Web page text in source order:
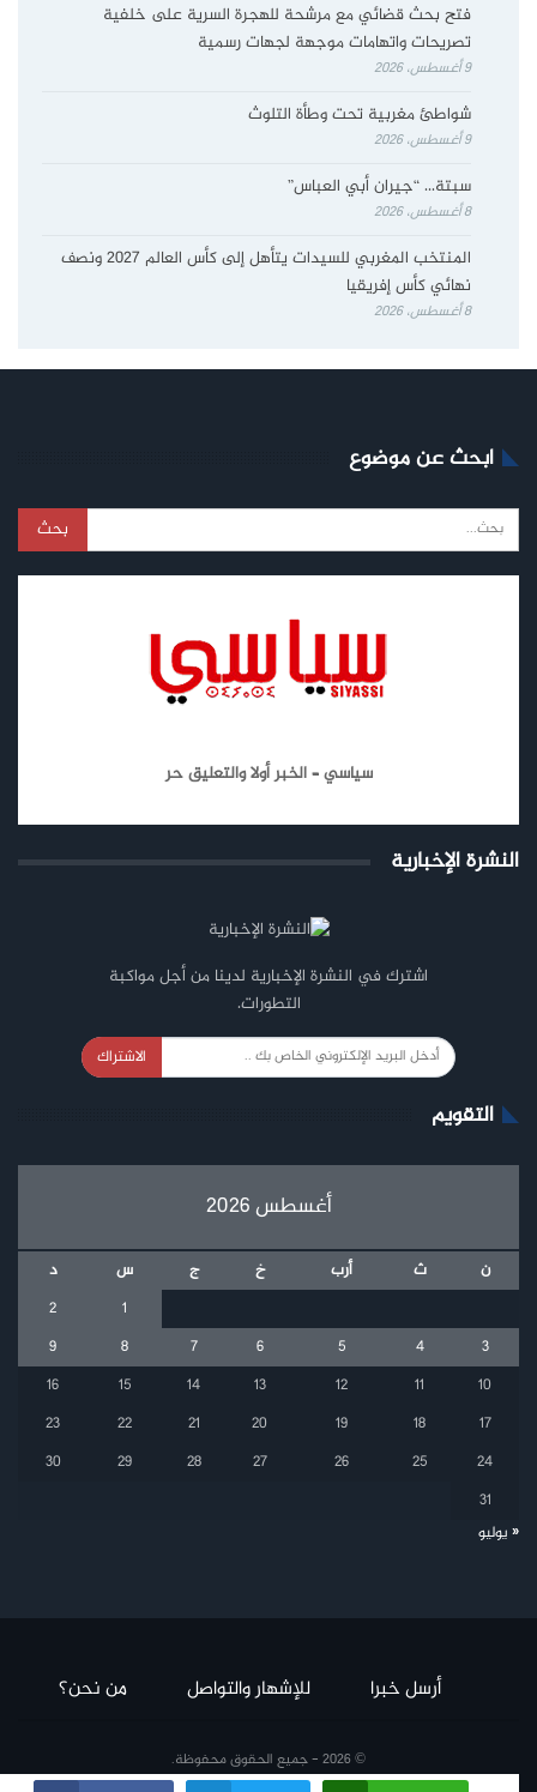
فتح بحث قضائي مع مرشحة للهجرة السرية على خلفية
تصريحات واتهامات موجهة لجهات رسمية
9 أغسطس، 2026
شواطئ مغربية تحت وطأة التلوث
9 أغسطس، 2026
سبتة… “جيران أبي العباس”
8 أغسطس، 2026
المنتخب المغربي للسيدات يتأهل إلى كأس العالم 2027 ونصف
نهائي كأس إفريقيا
8 أغسطس، 2026
ابحث عن موضوع
سياسي – الخبر أولا والتعليق حر
النشرة الإخبارية
اشترك في النشرة الإخبارية لدينا من أجل مواكبة
التطورات.
الاشتراك
التقويم
أغسطس 2026
ن ث أرب خ ج س
د
1
2
3
4
5
6
7
8
9
10
11
12
13
14
15
16
17
18
19
20
21
22
23
24
25
26
27
28
29
30
31
« يوليو
أرسل خبرا للإشهار والتواصل من نحن؟
© 2026 - جميع الحقوق محفوظة.